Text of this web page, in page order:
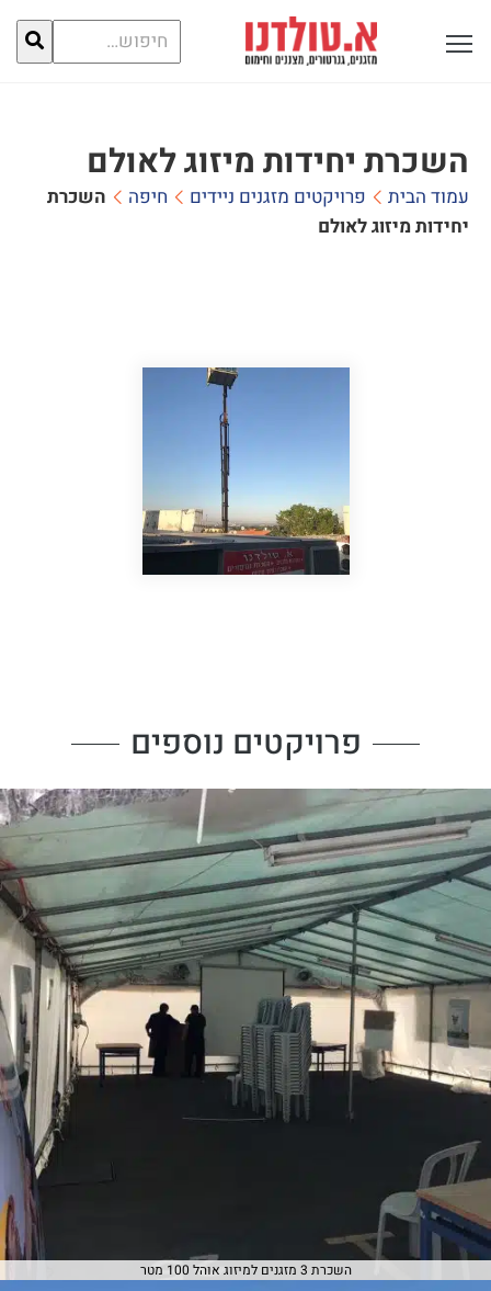
חיפוש
עבור:
פתח תפריט ראשי לתצוגה
השכרת יחידות מיזוג לאולם
עמוד הבית פרויקטים מזגנים ניידים חיפה
השכרת
יחידות מיזוג לאולם
פרויקטים נוספים
השכרת 3 מזגנים למיזוג אוהל 100 מטר